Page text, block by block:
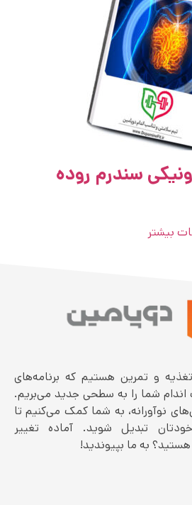
سندرم روده
بیشتر
و تمرین هستیم که برنامه‌های
اندام شما را به سطحی جدید می‌بریم.
نوآورانه، به شما کمک می‌کنیم تا
تبدیل شوید. آماده تغییر
به ما بپیوندید!